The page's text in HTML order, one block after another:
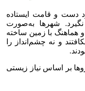
دست و قامت ایستاده
شهر‌ها به‌صورت
هماهنگ با زمین ساخته
و نه چشم‌انداز را
بر اساس نیاز زیستی